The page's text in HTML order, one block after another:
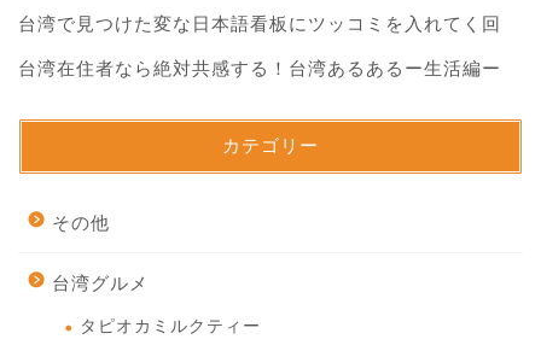
台湾で見つけた変な日本語看板にツッコミを入れてく回
台湾在住者なら絶対共感する！台湾あるあるー生活編ー
カテゴリー
その他
台湾グルメ
タピオカミルクティー